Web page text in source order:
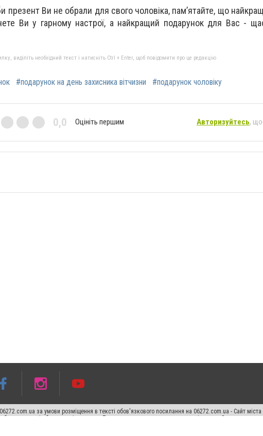
презент Ви не обрали для свого чоловіка, пам’ятайте, що
Ви у гарному настрої, а найкращий подарунок для Вас -
виділіть необхідний текст і натисніть Ctrl + Enter, щоб повідомити про це редакцію
#подарунок на день захисника вітчизни #подарунок чоловіку
0,0 Оцініть першим Авторизуйтесь,
за умови розміщення в тексті обов'язкового посилання на 06272.com.ua - Сайт
в тексті або в якості джерела. Порушення виняткових прав переслідується Законом.